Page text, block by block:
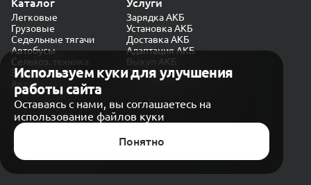
Используем куки для улучшения
работы сайта
Оставаясь с нами, вы соглашаетесь на
использование файлов куки
Понятно
Легковые
Грузовые
Седельные тягачи
Автобусы
Сельхоз. техника
Экскаваторы
Автокраны
Зарядка АКБ
Установка АКБ
Доставка АКБ
Адаптация АКБ
Выкуп АКБ
Проверка генератора
Политика конфиденциальности
Обработка персональных данных
Согласие на обработку в «Яндекс.Метрика»
Карта сайта
© CARAKB 2026. Все права защищены